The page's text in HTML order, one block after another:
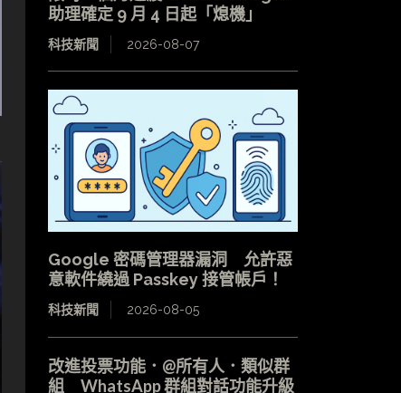
助理確定 9 月 4 日起「熄機」
科技新聞 2026-08-07
Google 密碼管理器漏洞 允許惡
意軟件繞過 Passkey 接管帳戶！
科技新聞 2026-08-05
改進投票功能．@所有人．類似群
組 WhatsApp 群組對話功能升級